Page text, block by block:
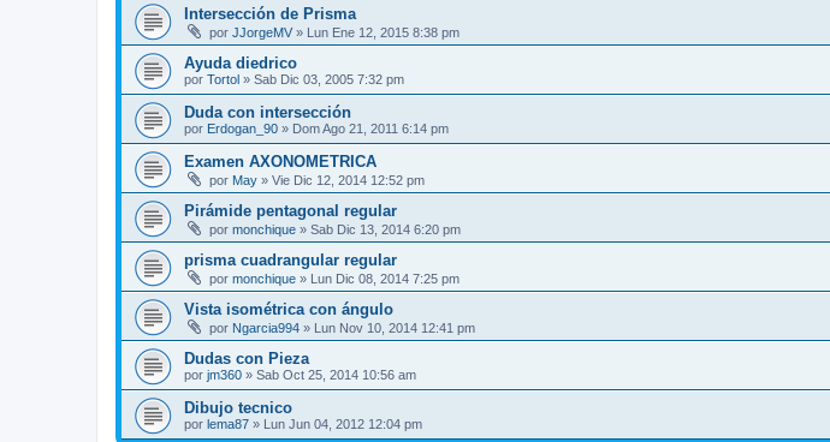
Intersección de Prisma
por JJorgeMV » Lun Ene 12, 2015 8:38 pm
Ayuda diedrico
por Tortol » Sab Dic 03, 2005 7:32 pm
Duda con intersección
por Erdogan_90 » Dom Ago 21, 2011 6:14 pm
Examen AXONOMETRICA
por May » Vie Dic 12, 2014 12:52 pm
Pirámide pentagonal regular
por monchique » Sab Dic 13, 2014 6:20 pm
prisma cuadrangular regular
por monchique » Lun Dic 08, 2014 7:25 pm
Vista isométrica con ángulo
por Ngarcia994 » Lun Nov 10, 2014 12:41 pm
Dudas con Pieza
por jm360 » Sab Oct 25, 2014 10:56 am
Dibujo tecnico
por lema87 » Lun Jun 04, 2012 12:04 pm